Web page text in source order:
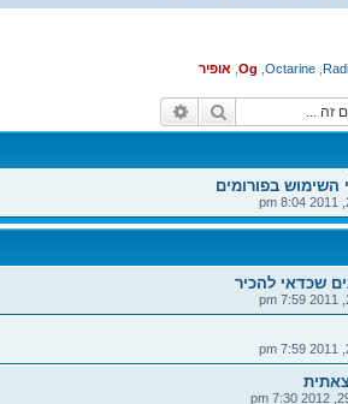
Octarine
Og אופיר
חיפוש
השימוש בפורומים
שכדאי להכיר